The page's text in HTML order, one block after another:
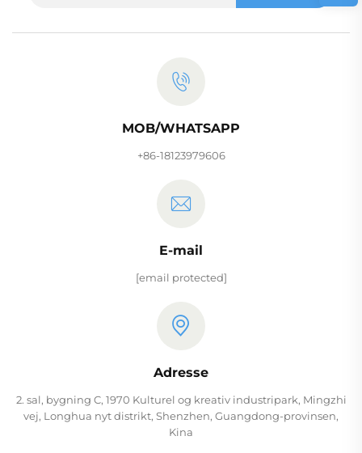
MOB/WHATSAPP
+86-18123979606
E-mail
[email protected]
Adresse
2. sal, bygning C, 1970 Kulturel og kreativ industripark, Mingzhi
vej, Longhua nyt distrikt, Shenzhen, Guangdong-provinsen,
Kina